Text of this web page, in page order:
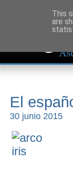
El
30 junio 2015
This
are